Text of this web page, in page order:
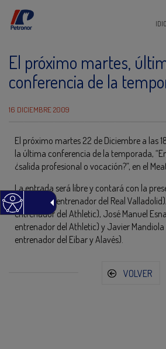
El próximo martes,
conferencia de la
16 DICIEMBRE 2009
El próximo martes 22 de Diciembre a las
la última conferencia de la temporada,
¿salida profesional o vocación?”, en el
La entrada será libre y contará con la
Mendilibar (entrenador del Real
entrenador del Athletic), José Manuel
entrenador del Athletic) y Javier Mandiola
entrenador del Eibar y Alavés).
VOLVER